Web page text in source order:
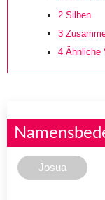
2 Silben
3
4 Ähnliche
Josua